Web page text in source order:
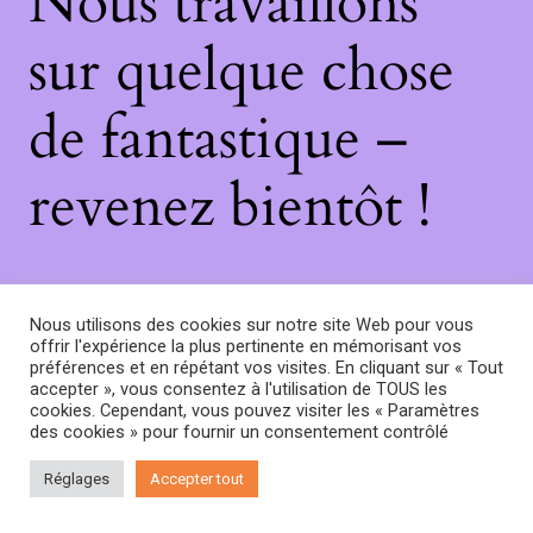
sur quelque chose
de fantastique –
revenez bientôt !
Nous utilisons des cookies sur notre site Web pour vous
offrir l'expérience la plus pertinente en mémorisant vos
préférences et en répétant vos visites. En cliquant sur « Tout
accepter », vous consentez à l'utilisation de TOUS les
cookies. Cependant, vous pouvez visiter les « Paramètres
des cookies » pour fournir un consentement contrôlé
Réglages Accepter tout